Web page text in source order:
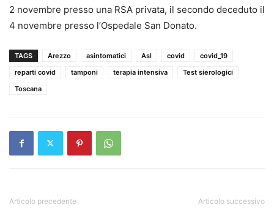
2 novembre presso una RSA privata, il secondo deceduto il
4 novembre presso l’Ospedale San Donato.
TAGS Arezzo asintomatici Asl covid
covid_19
reparti covid
tamponi terapia intensiva
Test sierologici
Toscana
Articolo precedente Articolo successivo